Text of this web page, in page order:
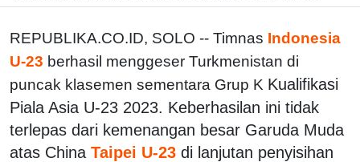
REPUBLIKA.CO.ID, SOLO -- Timnas Indonesia
U-23 berhasil menggeser Turkmenistan di
puncak klasemen sementara Grup K Kualifikasi
Piala Asia U-23 2023. Keberhasilan ini tidak
terlepas dari kemenangan besar Garuda Muda
atas China Taipei U-23 di lanjutan penyisihan